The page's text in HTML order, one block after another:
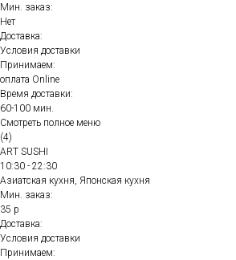
Мин. заказ:
Нет
Доставка:
Условия доставки
Принимаем:
оплата Online
Время доставки:
60-100 мин.
Смотреть полное меню
(4)
ART SUSHI
10:30 - 22:30
Азиатская кухня, Японская кухня
Мин. заказ:
35 р
Доставка:
Условия доставки
Принимаем: